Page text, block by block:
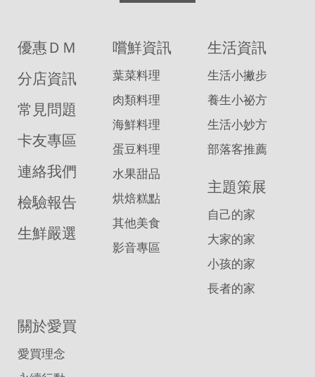
優惠ＤＭ
分店資訊
常見問題
卡友專區
連絡我們
檢驗報告
生鮮嚴選
嚐鮮資訊
葉菜料理
肉類料理
海鮮料理
蛋豆料理
水果甜品
烘焙糕點
其他美食
影音專區
生活資訊
生活小撇步
養生小祕方
生活小妙方
部落客推薦
主題策展
自己的家
大家的家
小孩的家
長者的家
關於愛買
愛買理念